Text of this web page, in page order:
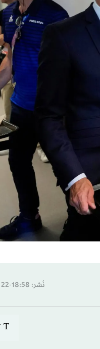
نُشر: 18:58-22 يوليو 2024 م ـ 16 مُحرَّم 1446 هـ
T